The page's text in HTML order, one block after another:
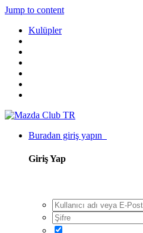
Jump to content
Kulüpler
Buradan giriş yapın
Giriş Yap